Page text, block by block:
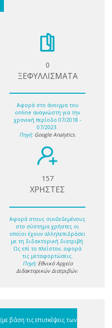
0
ΞΕΦΥΛΛΙΣΜΑΤΑ
Αφορά στο άνοιγμα του
online αναγνώστη για την
χρονική περίοδο 07/2018 -
07/2023.
Πηγή: Google Analytics.
157
ΧΡΗΣΤΕΣ
Αφορά στους συνδεδεμένους
στο σύστημα χρήστες οι
οποίοι έχουν αλληλεπιδράσει
με τη διδακτορική διατριβή.
Ως επί το πλείστον, αφορά
τις μεταφορτώσεις.
Πηγή: Εθνικό Αρχείο
Διδακτορικών Διατριβών.
(με βάση τις επισκέψεις των